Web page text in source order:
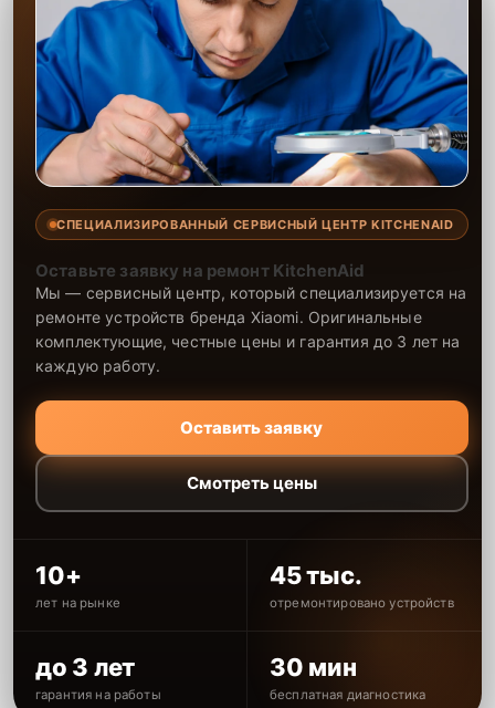
СПЕЦИАЛИЗИРОВАННЫЙ СЕРВИСНЫЙ ЦЕНТР KITCHENAID
Оставьте заявку на ремонт KitchenAid
Мы — сервисный центр, который специализируется на
ремонте устройств бренда Xiaomi. Оригинальные
комплектующие, честные цены и гарантия до 3 лет на
каждую работу.
Оставить заявку
Смотреть цены
10+
лет на рынке
45 тыс.
отремонтировано устройств
до 3 лет
гарантия на работы
30 мин
бесплатная диагностика